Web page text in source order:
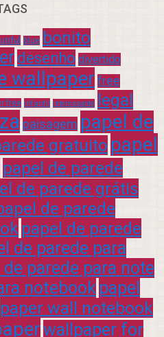
blue bonito
desenho divertido
wallpaper free
free infantil interessante legal
paisagem papel de
gratuito papel
papel de parede
de parede grátis
de parede
papel de parede
de parede para
de parede para note
notebook papel
paper wall notebook
wallpaper for